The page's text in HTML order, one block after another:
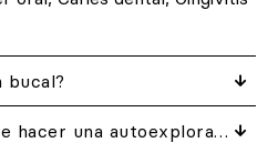
bucal?
¿Por qué es importante hacer una autoexploración de la boca?